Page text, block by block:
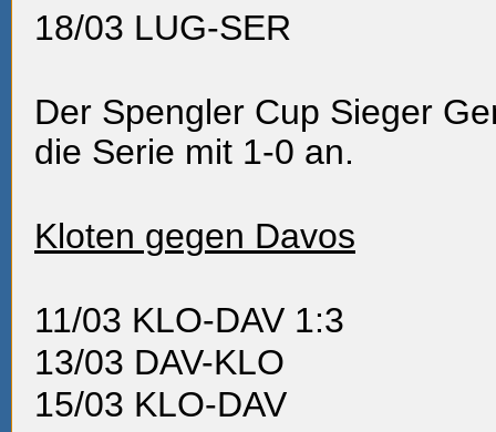
18/03 LUG-SER
Der Spengler Cup Sieger
die Serie mit 1-0 an.
Kloten gegen Davos
11/03 KLO-DAV 1:3
13/03 DAV-KLO
15/03 KLO-DAV